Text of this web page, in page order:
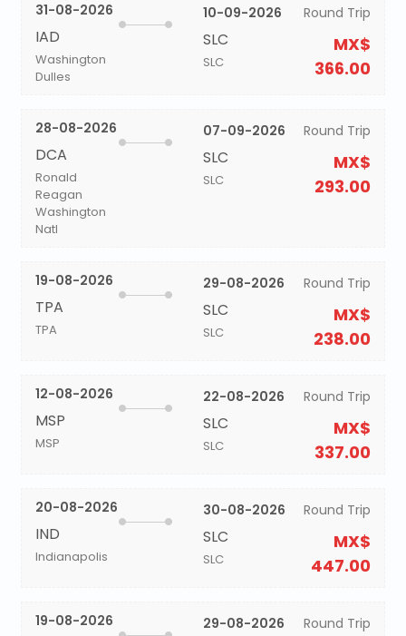
31-08-2026
IAD
Washington
Dulles
10-09-2026
SLC
SLC
Round Trip
MX$
366.00
28-08-2026
DCA
Ronald
Reagan
Washington
Natl
07-09-2026
SLC
SLC
Round Trip
MX$
293.00
19-08-2026
TPA
TPA
29-08-2026
SLC
SLC
Round Trip
MX$
238.00
12-08-2026
MSP
MSP
22-08-2026
SLC
SLC
Round Trip
MX$
337.00
20-08-2026
IND
Indianapolis
30-08-2026
SLC
SLC
Round Trip
MX$
447.00
19-08-2026 29-08-2026 Round Trip